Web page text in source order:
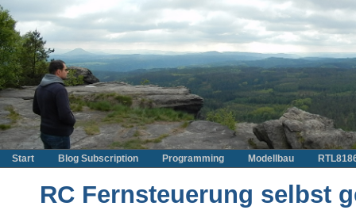
Start Blog Subscription Programming Modellbau
RC Fernsteuerung selbst